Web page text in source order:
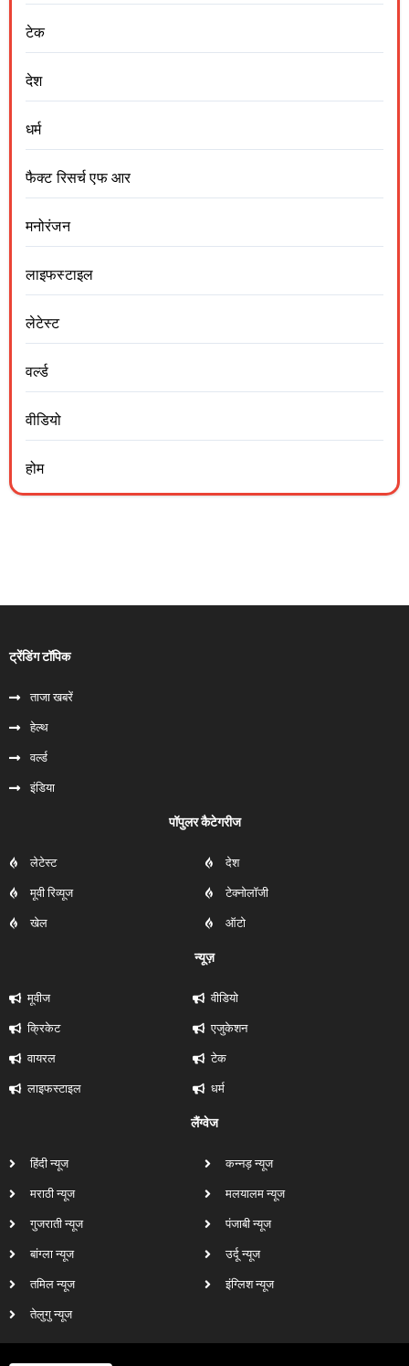
टेक
देश
धर्म
फैक्ट रिसर्च एफ आर
मनोरंजन
लाइफस्टाइल
लेटेस्ट
वर्ल्ड
वीडियो
होम
ट्रेंडिंग टॉपिक
ताजा खबरें
हेल्‍थ
वर्ल्ड
इंडिया
पॉपुलर कैटेगरीज
लेटेस्ट
मूवी रिव्यूज
खेल
देश
टेक्नोलॉजी
ऑटो
न्यूज़
मूवीज
क्रिकेट
वायरल
लाइफस्टाइल
वीडियो
एजुकेशन
टेक
धर्म
लैंग्वेज
हिंदी न्यूज
मराठी न्यूज
गुजराती न्यूज
बांग्ला न्यूज
तमिल न्यूज
तेलुगु न्यूज
कन्नड़ न्यूज
मलयालम न्यूज
पंजाबी न्यूज
उर्दू न्यूज
इंग्लिश न्यूज